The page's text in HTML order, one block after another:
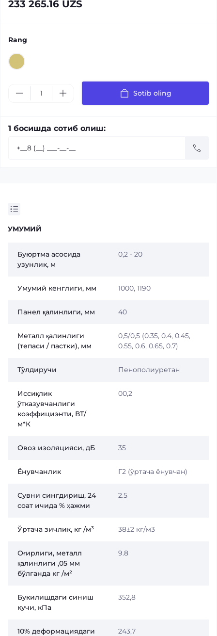
233 265.16 UZS
Rang
Sotib oling
1 босишда сотиб олиш:
УМУМИЙ
Буюртма асосида
узунлик, м
0,2 - 20
Умумий кенглиги, мм 1000, 1190
Панел қалинлиги, мм 40
Металл қалинлиги
(тепаси / пастки), мм
0,5/0,5 (0.35, 0.4, 0.45,
0.55, 0.6, 0.65, 0.7)
Тўлдиручи Пенополиуретан
Иссиқлик
ўтказувчанлиги
коэффициэнти, ВТ/
м*К
00,2
Овоз изоляцияси, дБ 35
Ёнувчанлик Г2 (ўртача ёнувчан)
Сувни сингдириш, 24
соат ичида % ҳажми
2.5
Ўртача зичлик, кг /м³ 38±2 кг/м3
Оғирлиги, металл
қалинлиги ,05 мм
бўлганда кг /м²
9.8
Букилишдаги синиш
кучи, кПа
352,8
10% деформациядаги
243,7